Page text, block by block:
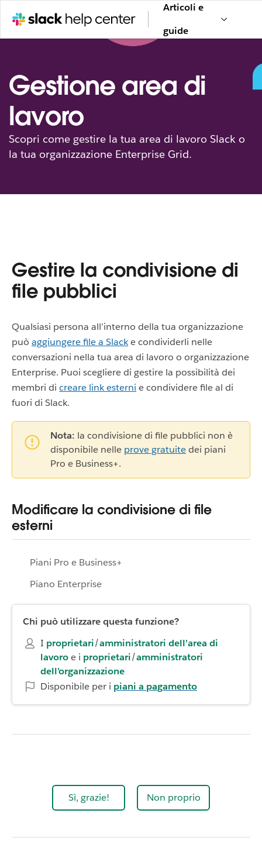
Articoli e
guide
Gestione area di
lavoro
Scopri come gestire la tua area di lavoro Slack o
la tua organizzazione Enterprise Grid.
Gestire la condivisione di
file pubblici
Qualsiasi persona all’interno della tua organizzazione
può aggiungere file a Slacke condividerli nelle
conversazioni nella tua area di lavoro o organizzazione
Enterprise. Puoi scegliere di gestire la possibilità dei
membri di creare link esterni e condividere file al di
fuori di Slack.
Nota: la condivisione di file pubblici non è
disponibile nelle prove gratuitedei piani
Pro e Business+.
Modificare la condivisione di file
esterni
Piani Pro e Business+
Piano Enterprise
Chi può utilizzare questa funzione?
I proprietari/amministratori dell’area di
lavoroe i proprietari/amministratori
dell’organizzazione
Disponibile per i piani a pagamento
Sì, grazie! Non proprio